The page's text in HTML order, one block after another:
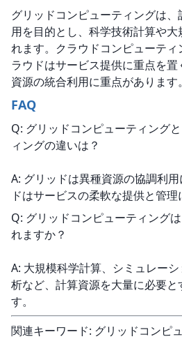
グリッドコンピューティングは
用を目的とし、科学技術計算や
れます。クラウドコンピューテ
ラウドはサービス提供に重点を
資源の統合利用に重点があります。
FAQ
Q: グリッドコンピューティング
ィングの違いは？
A: グリッドは異種資源の協調利
ドはサービスの柔軟な提供と管理
Q: グリッドコンピューティング
れますか？
A: 大規模科学計算、シミュレー
析など、計算資源を大量に必要と
す。
関連キーワード: グリッドコンピ